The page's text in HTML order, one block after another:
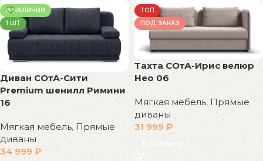
В НАЛИЧИИ
1 ШТ
Диван СОтА-Сити
Premium шенилл Римини
16
Мягкая мебель, Прямые
диваны
34 999 ₽
ТОП
ПОД ЗАКАЗ
Тахта СОтА-Ирис велюр
Нео 06
Мягкая мебель,Прямые
диваны
31 999₽
В корзину